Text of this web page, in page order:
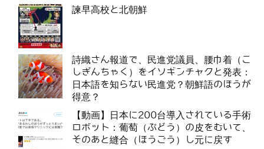
諫早高校と北朝鮮
詩織さん報道で、民進党議員、腰巾着（こ
しぎんちゃく）をイソギンチャクと発表：
日本語を知らない民進党？朝鮮語のほうが
得意？
【動画】日本に200台導入されている手術
ロボット：葡萄（ぶどう）の皮をむいて、
そのあと縫合（ほうごう）し元に戻す